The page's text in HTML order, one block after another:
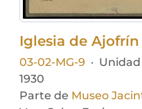
Iglesia de Ajofrín
03-02-MG-9 ·
1930
Parte de Museo